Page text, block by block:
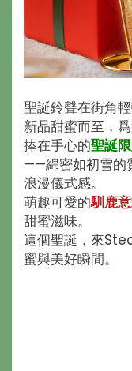
聖誕鈴聲在街角
新品甜蜜而至，
捧在手心的聖誕
——綿密如初雪的
浪漫儀式感。
萌趣可愛的馴鹿
甜蜜滋味。
這個聖誕，來
蜜與美好瞬間。